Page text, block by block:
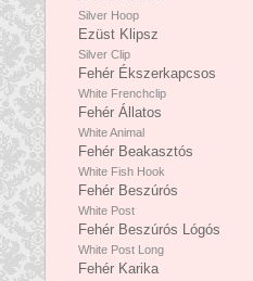
Silver Hoop
Ezüst Klipsz
Silver Clip
Fehér Ékszerkapcsos
White Frenchclip
Fehér Állatos
White Animal
Fehér Beakasztós
White Fish Hook
Fehér Beszúrós
White Post
Fehér Beszúrós Lógós
White Post Long
Fehér Karika